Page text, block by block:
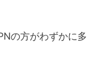
方がわずかに